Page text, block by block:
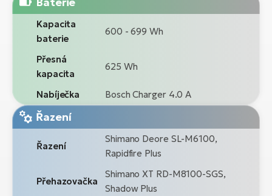
Kapacita
baterie
600 - 699 Wh
Přesná
kapacita
625 Wh
Nabíječka Bosch Charger 4.0 A
Řazení
Řazení
Shimano Deore SL-M6100,
Rapidfire Plus
Přehazovačka
Shimano XT RD-M8100-SGS,
Shadow Plus